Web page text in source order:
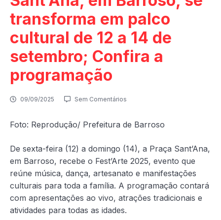
transforma em palco
cultural de 12 a 14 de
setembro; Confira a
programação
09/09/2025 Sem Comentários
Foto: Reprodução/ Prefeitura de Barroso
De sexta-feira (12) a domingo (14), a Praça Sant’Ana,
em Barroso, recebe o Fest’Arte 2025, evento que
reúne música, dança, artesanato e manifestações
culturais para toda a família. A programação contará
com apresentações ao vivo, atrações tradicionais e
atividades para todas as idades.